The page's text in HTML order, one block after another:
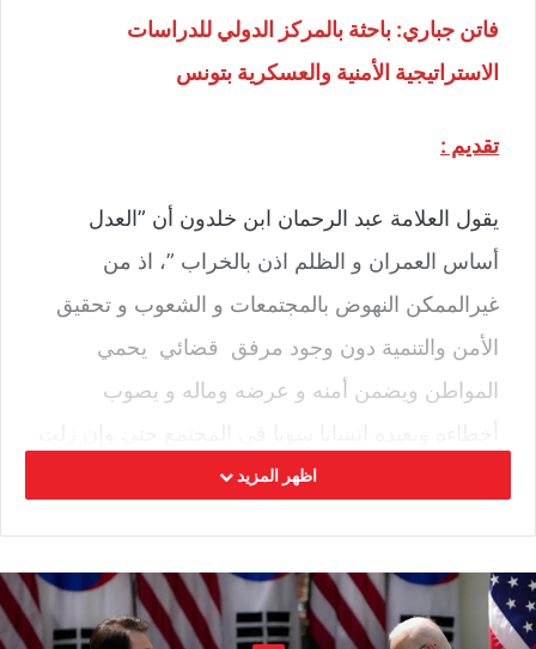
فاتن جباري: باحثة بالمركز الدولي للدراسات
الاستراتيجية الأمنية والعسكرية بتونس
تقديم :
يقول العلامة عبد الرحمان ابن خلدون أن ”العدل
أساس العمران و الظلم اذن بالخراب ”، اذ من
غيرالممكن النهوض بالمجتمعات و الشعوب و تحقيق
الأمن والتنمية دون وجود مرفق قضائي يحمي
المواطن ويضمن أمنه و عرضه وماله و يصوب
به قدمه إلى الرذيلة في يوم ما وهذا بالاعتماد على
تعجز المقاربة الأمنية وحدها عن الحدّ من الجريمة في
اظهر المزيد